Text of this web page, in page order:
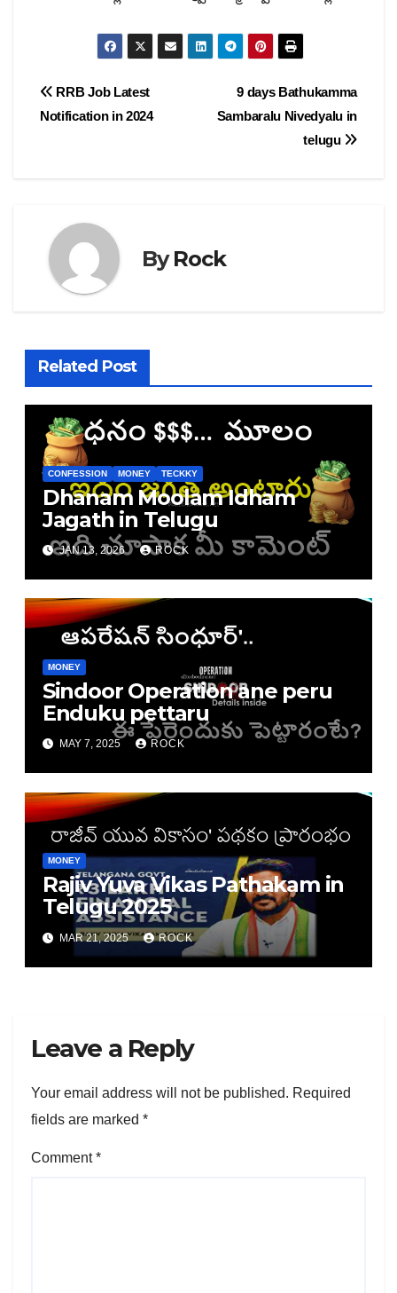
Post
9 days Bathukamma
Sambaralu Nivedyalu in
telugu
RRB Job Latest
Notification in 2024
ByRock
Related Post
CONFESSION MONEY TECKKY
Dhanam Moolam Idham
Jagath in Telugu
JAN 13, 2026 ROCK
MONEY
Sindoor Operation ane peru
Enduku pettaru
MAY 7, 2025 ROCK
MONEY
Rajiv Yuva Vikas Pathakam in
Telugu 2025
MAR 21, 2025 ROCK
Leave a Reply
Your email address will not be published. Required
fields are marked *
Comment*